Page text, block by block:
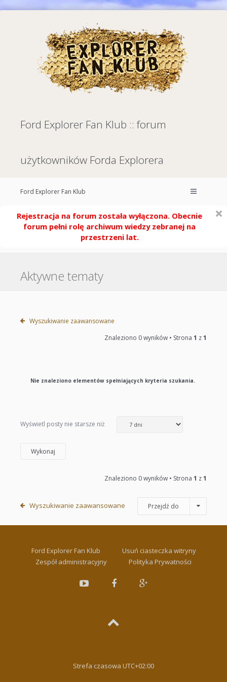
Ford Explorer Fan Klub :: forum
użytkowników Forda Explorera
Ford Explorer Fan Klub
Rejestracja na forum została wyłączona. Obecnie
forum pełni rolę archiwum wiedzy zebranej na
przestrzeni lat.
Aktywne tematy
Wyszukiwanie zaawansowane
Znaleziono 0 wyników • Strona 1 z1
Nie znaleziono elementów spełniających kryteria szukania.
Wyświetl posty nie starsze niż
Znaleziono 0 wyników • Strona 1 z1
Wyszukiwanie zaawansowane Przejdź do
Ford Explorer Fan Klub
Usuń ciasteczka witryny
Zespół administracyjny
Polityka Prywatności
Strefa czasowa UTC+02:00